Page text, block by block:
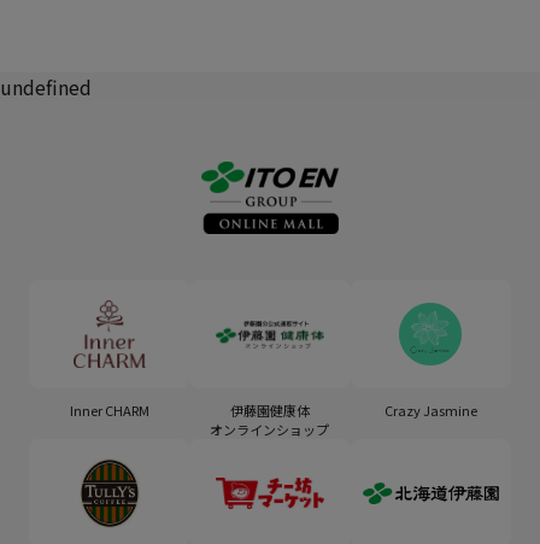
undefined
Inner CHARM
伊藤園健康体
オンラインショップ
Crazy Jasmine